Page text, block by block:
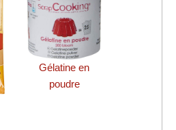
Gélatine en
poudre